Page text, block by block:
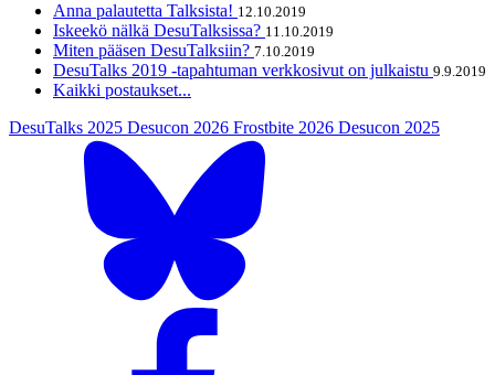
Anna palautetta Talksista! 12.10.2019
Iskeekö nälkä DesuTalksissa? 11.10.2019
Miten pääsen DesuTalksiin? 7.10.2019
DesuTalks 2019 -tapahtuman verkkosivut on julkaistu 9.9.2019
Kaikki postaukset...
DesuTalks 2025 Desucon 2026 Frostbite 2026 Desucon 2025